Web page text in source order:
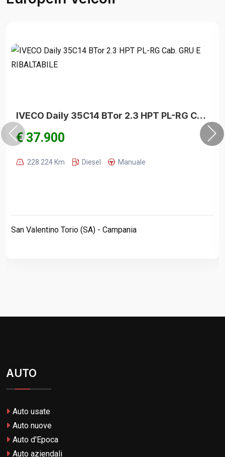
IVECO Daily 35C14 BTor 2.3 HPT PL-RG Cab. GRU E RIBALTABILE
€ 37.900
228.224 Km Diesel Manuale
San Valentino Torio (SA) - Campania
AUTO
Auto usate
Auto nuove
Auto d'Epoca
Auto aziendali